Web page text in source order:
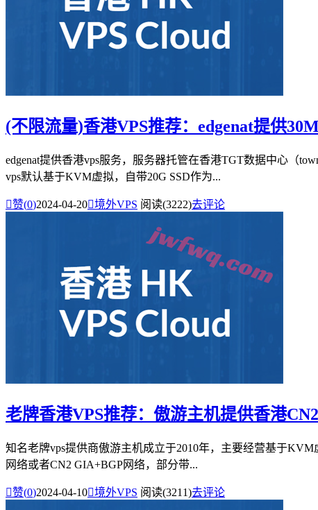
(不限流量)香港VPS推荐：edgenat提供
edgenat提供香港vps服务，服务器托管在香港TGT数据中心（
vps默认基于KVM虚拟，自带20G SSD作为...
赞(0)2024-04-20境外VPS 阅读(3222)去评论
老牌香港VPS推荐：傲游主机提供香港
知名老牌vps提供商傲游主机成立于2010年，主要经营基于
网络或者CN2 GIA+BGP网络，部分带...
赞(0)2024-04-10境外VPS 阅读(3211)去评论